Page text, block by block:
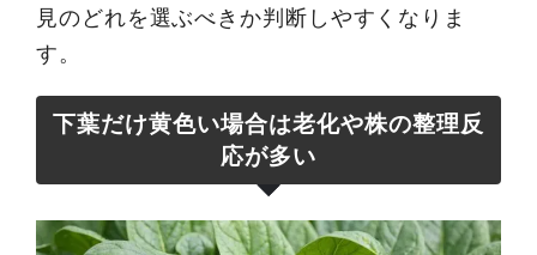
見のどれを選ぶべきか判断しやすくなりま
す。
下葉だけ黄色い場合は老化や株の整理反
応が多い